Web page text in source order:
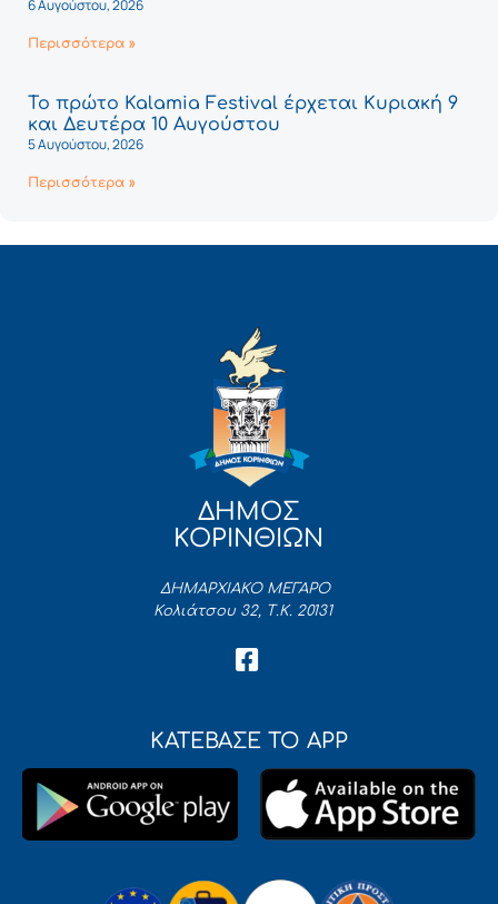
6 Αυγούστου, 2026
Περισσότερα »
Το πρώτο Kalamia Festival έρχεται Κυριακή 9
και Δευτέρα 10 Αυγούστου
5 Αυγούστου, 2026
Περισσότερα »
ΔΗΜΟΣ
ΚΟΡΙΝΘΙΩΝ
ΔΗΜΑΡΧΙΑΚΟ ΜΕΓΑΡΟ
Κολιάτσου 32, Τ.Κ. 20131
ΚΑΤΕΒΑΣΕ ΤΟ APP